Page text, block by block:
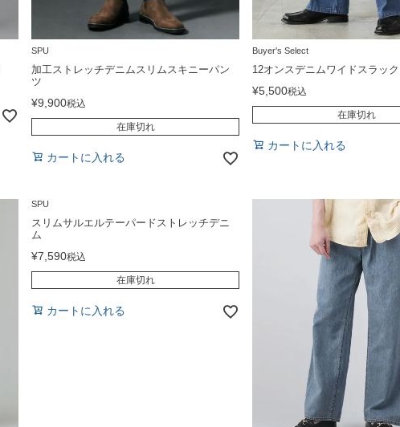
SPU
加工ストレッチデニムスリムスキニーパン
ツ
¥9,900税込
在庫切れ
カートに入れる
Buyer's Select
12オンスデニムワイドスラッ
¥5,500税込
在庫切れ
カートに入れる
SPU
スリムサルエルテーパードストレッチデニ
ム
¥7,590税込
在庫切れ
カートに入れる